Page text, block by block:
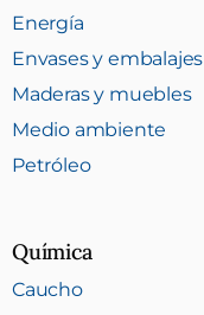
Energía
Envases y embalajes
Maderas y muebles
Medio ambiente
Petróleo
Química
Caucho